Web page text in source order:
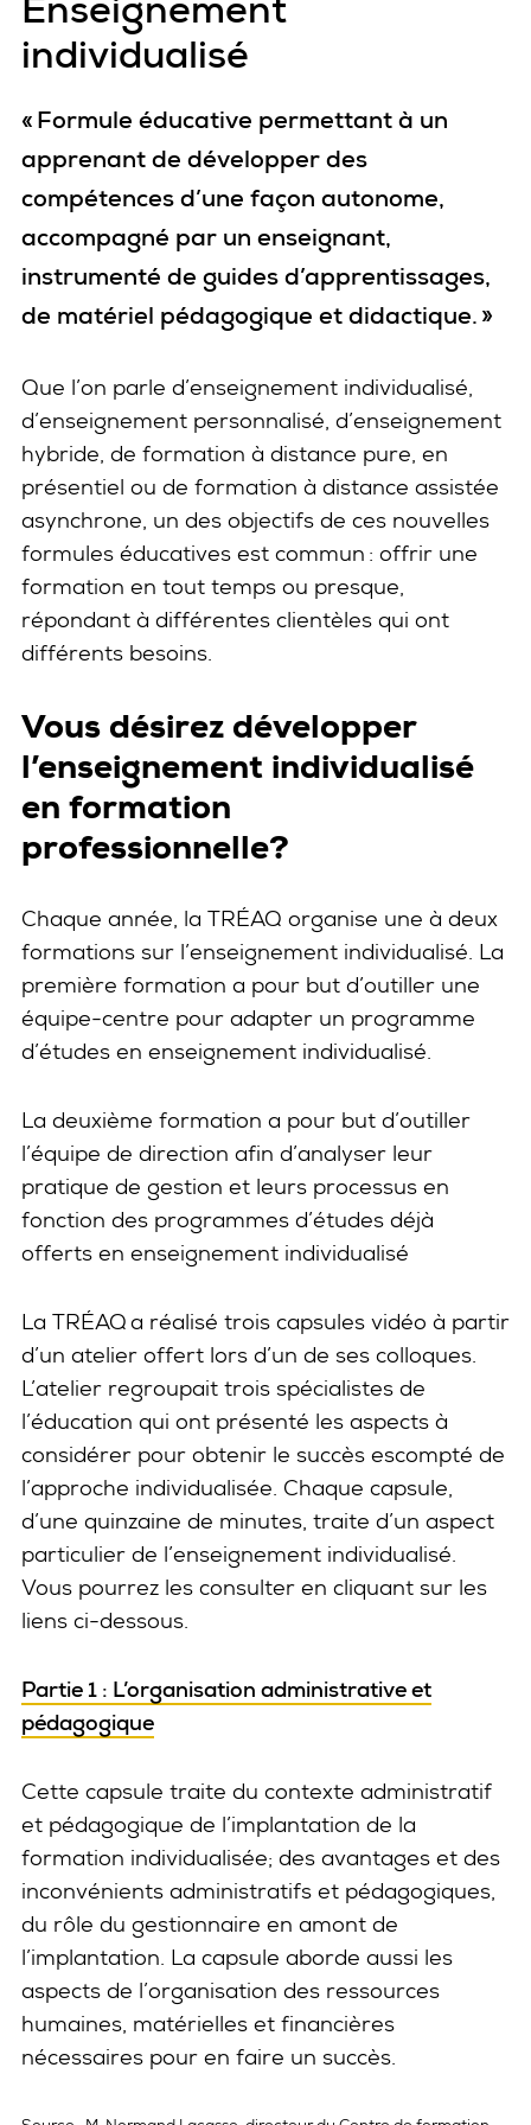
individualisé
« Formule éducative permettant à un
apprenant de développer des
compétences d’une façon autonome,
accompagné par un enseignant,
instrumenté de guides d’apprentissages,
de matériel pédagogique et didactique. »
Que l’on parle d’enseignement individualisé,
d’enseignement personnalisé, d’enseignement
hybride, de formation à distance pure, en
présentiel ou de formation à distance assistée
asynchrone, un des objectifs de ces nouvelles
formules éducatives est commun : offrir une
formation en tout temps ou presque,
répondant à différentes clientèles qui ont
différents besoins.
Vous désirez développer
l’enseignement individualisé
en formation
professionnelle?
Chaque année, la TRÉAQ organise une à deux
formations sur l’enseignement individualisé. La
première formation a pour but d’outiller une
équipe-centre pour adapter un programme
d’études en enseignement individualisé.
La deuxième formation a pour but d’outiller
l’équipe de direction afin d’analyser leur
pratique de gestion et leurs processus en
fonction des programmes d’études déjà
offerts en enseignement individualisé
La TRÉAQ a réalisé trois capsules vidéo à partir
d’un atelier offert lors d’un de ses colloques.
L’atelier regroupait trois spécialistes de
l’éducation qui ont présenté les aspects à
considérer pour obtenir le succès escompté de
l’approche individualisée. Chaque capsule,
d’une quinzaine de minutes, traite d’un aspect
particulier de l’enseignement individualisé.
Vous pourrez les consulter en cliquant sur les
liens ci-dessous.
Partie 1 : L’organisation administrative et
pédagogique
Cette capsule traite du contexte administratif
et pédagogique de l’implantation de la
formation individualisée; des avantages et des
inconvénients administratifs et pédagogiques,
du rôle du gestionnaire en amont de
l’implantation. La capsule aborde aussi les
aspects de l’organisation des ressources
humaines, matérielles et financières
nécessaires pour en faire un succès.